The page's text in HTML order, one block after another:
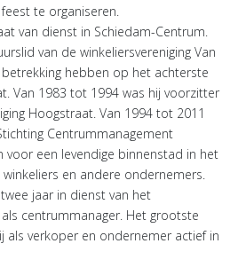
te organiseren.
van dienst in Schiedam-Centrum.
van de winkeliersvereniging Van
hebben op het achterste
Van 1983 tot 1994 was hij voorzitter
Hoogstraat. Van 1994 tot 2011
Centrummanagement
voor een levendige binnenstad in het
en andere ondernemers.
jaar in dienst van het
centrummanager. Het grootste
als verkoper en ondernemer actief in